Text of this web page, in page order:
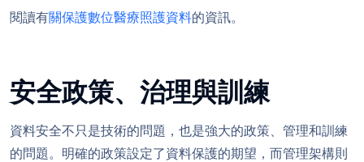
閱讀有關保護數位醫療照護資料的資訊。
安全政策、治理與訓練
資料安全不只是技術的問題，也是強大的政策、管理和訓練
的問題。明確的政策設定了資料保護的期望，而管理架構則